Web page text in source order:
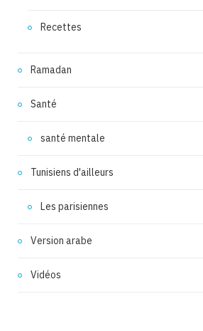
Recettes
Ramadan
Santé
santé mentale
Tunisiens d'ailleurs
Les parisiennes
Version arabe
Vidéos